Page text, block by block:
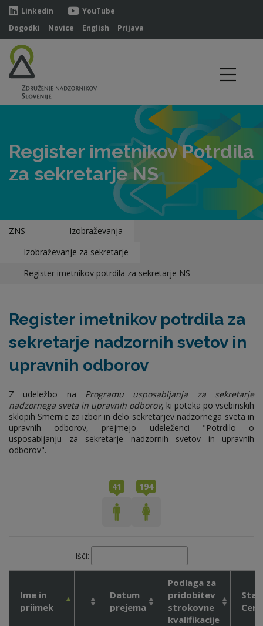
Linkedin
YouTube
Dogodki
Novice English Prijava
Register imetnikov Potrdila
za sekretarje NS
ZNS
Izobraževanja
Izobraževanje za sekretarje
Register imetnikov potrdila za sekretarje NS
Register imetnikov potrdila za
sekretarje nadzornih svetov in
upravnih odborov
Z udeležbo na Programu usposabljanja za sekretarje
nadzornega sveta in upravnih odborov, ki poteka po vsebinskih
sklopih Smernic za izbor in delo sekretarjev nadzornega sveta in
upravnih odborov, prejmejo udeleženci "Potrdilo o
usposabljanju za sekretarje nadzornih svetov in upravnih
odborov".
41 194
Išči:
Ime in
priimek
Datum
prejema
Podlaga za
pridobitev
strokovne
kvalifikacije